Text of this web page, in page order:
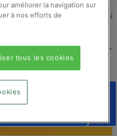
Registered in the
Laan van Vredenoord 33,
améliorer la navigation sur
à nos efforts de
tous les cookies